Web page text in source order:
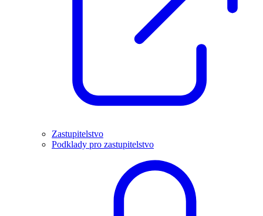
Zastupitelstvo
Podklady pro zastupitelstvo